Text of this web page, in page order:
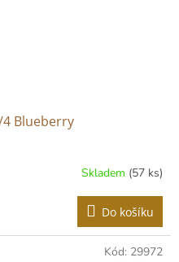
4 Blueberry
Skladem (57 ks)
Do košíku
Kód: 29972